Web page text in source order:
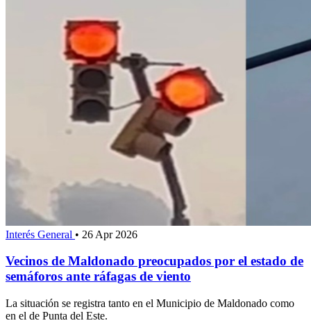
Interés General • 26 Apr 2026
Vecinos de Maldonado preocupados por el estado de
semáforos ante ráfagas de viento
La situación se registra tanto en el Municipio de Maldonado como
en el de Punta del Este.